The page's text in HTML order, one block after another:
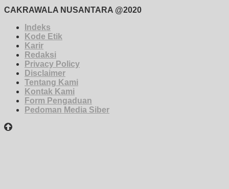
CAKRAWALA NUSANTARA @2020
Indeks
Kode Etik
Karir
Redaksi
Privacy Policy
Disclaimer
Tentang Kami
Kontak Kami
Form Pengaduan
Pedoman Media Siber